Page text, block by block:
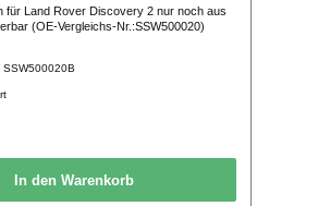
für Land Rover Discovery 2 nur noch aus
(OE-Vergleichs-Nr.:SSW500020)
SSW500020B
In den Warenkorb